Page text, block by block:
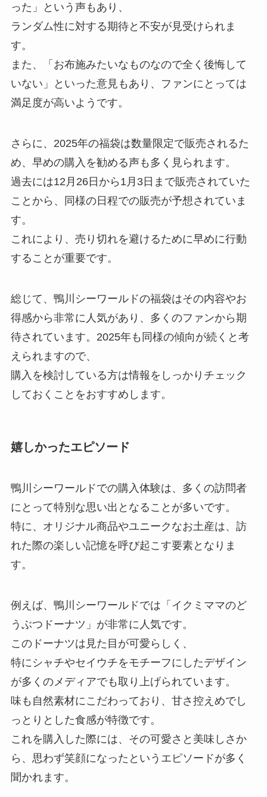
った」という声もあり、
ランダム性に対する期待と不安が見受けられま
す。
また、「お布施みたいなものなので全く後悔して
いない」といった意見もあり、ファンにとっては
満足度が高いようです。
さらに、2025年の福袋は数量限定で販売されるた
め、早めの購入を勧める声も多く見られます。
過去には12月26日から1月3日まで販売されていた
ことから、同様の日程での販売が予想されていま
す。
これにより、売り切れを避けるために早めに行動
することが重要です。
総じて、鴨川シーワールドの福袋はその内容やお
得感から非常に人気があり、多くのファンから期
待されています。2025年も同様の傾向が続くと考
えられますので、
購入を検討している方は情報をしっかりチェック
しておくことをおすすめします。
嬉しかったエピソード
鴨川シーワールドでの購入体験は、多くの訪問者
にとって特別な思い出となることが多いです。
特に、オリジナル商品やユニークなお土産は、訪
れた際の楽しい記憶を呼び起こす要素となりま
す。
例えば、鴨川シーワールドでは「イクミママのど
うぶつドーナツ」が非常に人気です。
このドーナツは見た目が可愛らしく、
特にシャチやセイウチをモチーフにしたデザイン
が多くのメディアでも取り上げられています。
味も自然素材にこだわっており、甘さ控えめでし
っとりとした食感が特徴です。
これを購入した際には、その可愛さと美味しさか
ら、思わず笑顔になったというエピソードが多く
聞かれます。